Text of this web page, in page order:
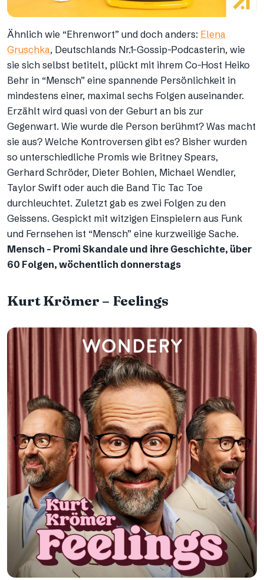
Ähnlich wie “Ehrenwort” und doch anders: Elena
Gruschka, Deutschlands Nr.1-Gossip-Podcasterin, wie
sie sich selbst betitelt, plückt mit ihrem Co-Host Heiko
Behr in “Mensch” eine spannende Persönlichkeit in
mindestens einer, maximal sechs Folgen auseinander.
Erzählt wird quasi von der Geburt an bis zur
Gegenwart. Wie wurde die Person berühmt? Was macht
sie aus? Welche Kontroversen gibt es? Bisher wurden
so unterschiedliche Promis wie Britney Spears,
Gerhard Schröder, Dieter Bohlen, Michael Wendler,
Taylor Swift oder auch die Band Tic Tac Toe
durchleuchtet. Zuletzt gab es zwei Folgen zu den
Geissens. Gespickt mit witzigen Einspielern aus Funk
und Fernsehen ist “Mensch” eine kurzweilige Sache.
Mensch – Promi Skandale und ihre Geschichte, über
60 Folgen, wöchentlich donnerstags
Kurt Krömer – Feelings